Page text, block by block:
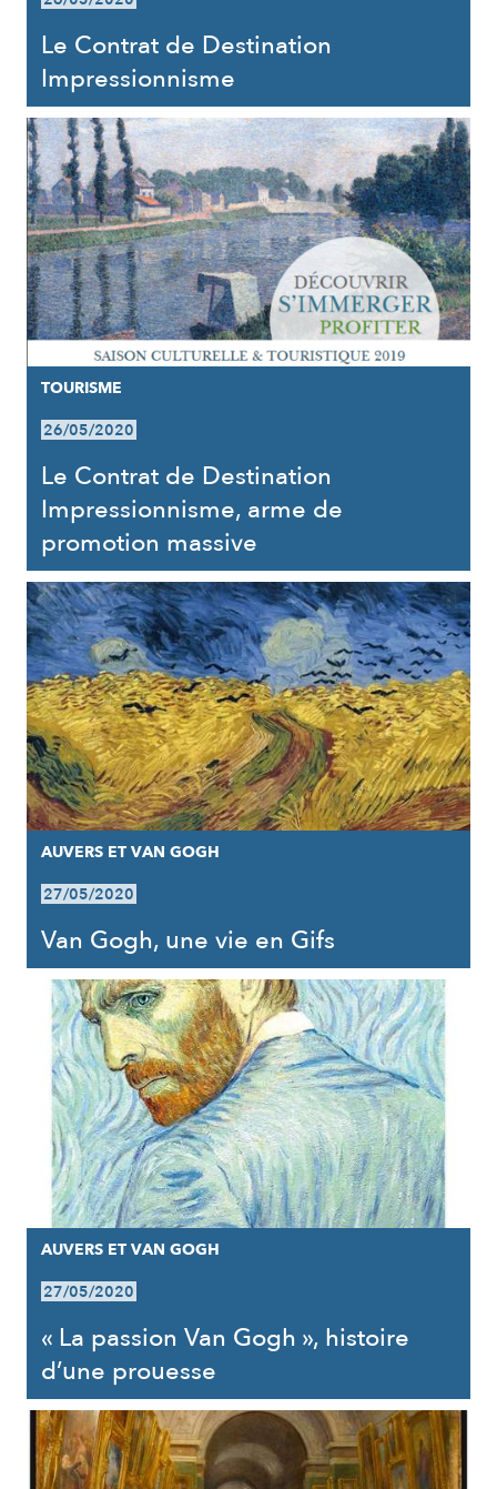
Le Contrat de Destination
Impressionnisme
TOURISME
26/05/2020
Le Contrat de Destination
Impressionnisme, arme de
promotion massive
AUVERS ET VAN GOGH
27/05/2020
Van Gogh, une vie en Gifs
AUVERS ET VAN GOGH
27/05/2020
« La passion Van Gogh », histoire
d’une prouesse